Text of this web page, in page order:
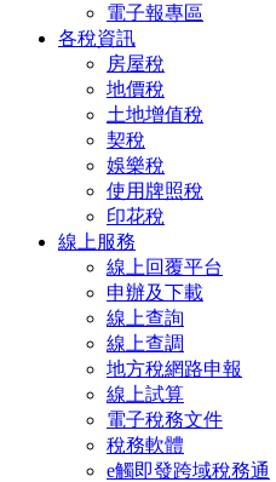
電子報專區
各稅資訊
房屋稅
地價稅
土地增值稅
契稅
娛樂稅
使用牌照稅
印花稅
線上服務
線上回覆平台
申辦及下載
線上查詢
線上查調
地方稅網路申報
線上試算
電子稅務文件
稅務軟體
e觸即發跨域稅務通